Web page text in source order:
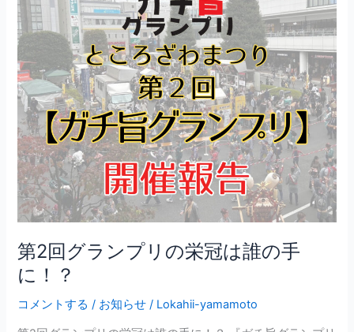
第2回グランプリの栄冠は誰の手
に！？
コメントする / お知らせ / Lokahii-yamamoto
ン
プ
リ
の
栄
冠
は
誰
の
手
に！？